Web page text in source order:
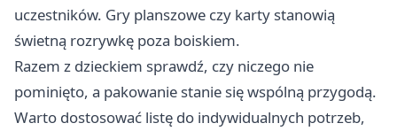
uczestników. Gry planszowe czy karty stanowią
świetną rozrywkę poza boiskiem.
Razem z dzieckiem sprawdź, czy niczego nie
pominięto, a pakowanie stanie się wspólną przygodą.
Warto dostosować listę do indywidualnych potrzeb,